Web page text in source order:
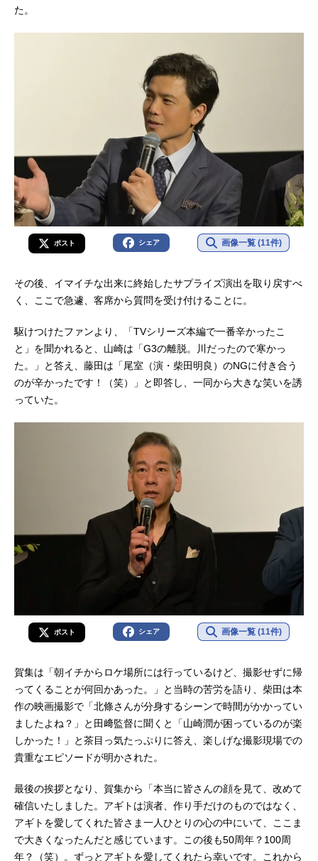
た。
ポスト シェア 画像一覧 (11件)
その後、イマイチな出来に終始したサプライズ演出を取り戻すべ
く、ここで急遽、客席から質問を受け付けることに。
駆けつけたファンより、「TVシリーズ本編で一番辛かったこ
と」を聞かれると、山崎は「G3の離脱。川だったので寒かっ
た。」と答え、藤田は「尾室（演・柴田明良）のNGに付き合う
のが辛かったです！（笑）」と即答し、一同から大きな笑いを誘
っていた。
ポスト シェア 画像一覧 (11件)
賀集は「朝イチからロケ場所には行っているけど、撮影せずに帰
ってくることが何回かあった。」と当時の苦労を語り、柴田は本
作の映画撮影で「北條さんが分身するシーンで時間がかかってい
ましたよね？」と田﨑監督に聞くと「山崎潤が困っているのが楽
しかった！」と茶目っ気たっぷりに答え、楽しげな撮影現場での
貴重なエピソードが明かされた。
最後の挨拶となり、賀集から「本当に皆さんの顔を見て、改めて
確信いたしました。アギトは演者、作り手だけのものではなく、
アギトを愛してくれた皆さま一人ひとりの心の中にいて、ここま
で大きくなったんだと感じています。この後も50周年？100周
年？（笑）。ずっとアギトを愛してくれたら幸いです。これから